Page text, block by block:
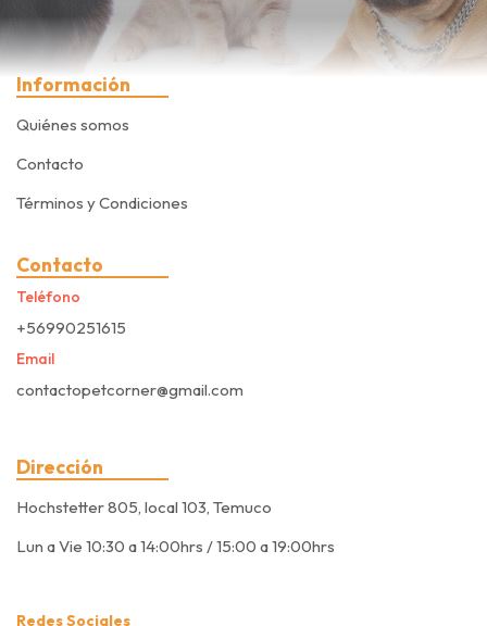
Información
Quiénes somos
Contacto
Términos y Condiciones
Contacto
Teléfono
+56990251615
Email
contactopetcorner@gmail.com
Dirección
Hochstetter 805, local 103, Temuco
Lun a Vie 10:30 a 14:00hrs / 15:00 a 19:00hrs
Redes Sociales